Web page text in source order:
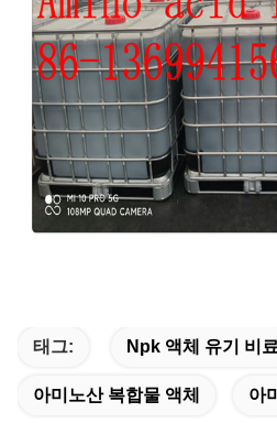
태그: Npk 액체 유기 비료
아미노산 복합물 액체 아